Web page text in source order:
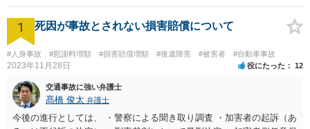
ます。
1 死因が事故とされない損害賠償について
#人身事故 #慰謝料増額 #損害賠償増額 #後遺障害 #被害者 #自動車事故
2023年11月28日 役にたった 12
交通事故に強い弁護士
髙橋 俊太 弁護士
今後の進行としては、 ・警察による聞き取り調査 ・加害者の起訴（あ